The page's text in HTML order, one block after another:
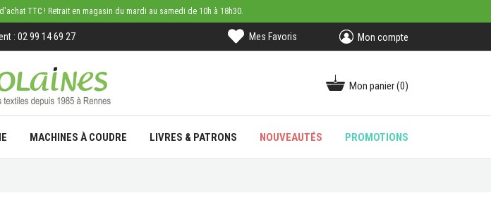
TTC ! Retrait en magasin du mardi au samedi de 10h à 18h30.
: 02 99 14 69 27 Mes Favoris Mon compte
Mon panier(0)
MACHINES À COUDRE LIVRES & PATRONS NOUVEAUTÉS PROMOTIONS